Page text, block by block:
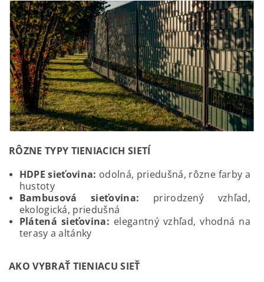
RÔZNE TYPY TIENIACICH SIETÍ
HDPE sieťovina: odolná, priedušná, rôzne farby a
hustoty
Bambusová sieťovina: prirodzený vzhľad,
ekologická, priedušná
Plátená sieťovina: elegantný vzhľad, vhodná na
terasy a altánky
AKO VYBRAŤ TIENIACU SIEŤ